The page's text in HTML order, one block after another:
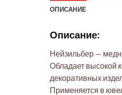
ОПИСАНИЕ
Описание:
Нейзильбер —
Обладает высокой
декоративных
Применяется в